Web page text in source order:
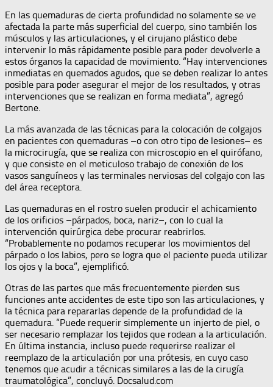
En las quemaduras de cierta profundidad no solamente se ve
afectada la parte más superficial del cuerpo, sino también los
músculos y las articulaciones, y el cirujano plástico debe
intervenir lo más rápidamente posible para poder devolverle a
estos órganos la capacidad de movimiento. “Hay intervenciones
inmediatas en quemados agudos, que se deben realizar lo antes
posible para poder asegurar el mejor de los resultados, y otras
intervenciones que se realizan en forma mediata”, agregó
Bertone.
La más avanzada de las técnicas para la colocación de colgajos
en pacientes con quemaduras –o con otro tipo de lesiones– es
la microcirugía, que se realiza con microscopio en el quirófano,
y que consiste en el meticuloso trabajo de conexión de los
vasos sanguíneos y las terminales nerviosas del colgajo con las
del área receptora.
Las quemaduras en el rostro suelen producir el achicamiento
de los orificios –párpados, boca, nariz–, con lo cual la
intervención quirúrgica debe procurar reabrirlos.
“Probablemente no podamos recuperar los movimientos del
párpado o los labios, pero se logra que el paciente pueda utilizar
los ojos y la boca”, ejemplificó.
Otras de las partes que más frecuentemente pierden sus
funciones ante accidentes de este tipo son las articulaciones, y
la técnica para repararlas depende de la profundidad de la
quemadura. “Puede requerir simplemente un injerto de piel, o
ser necesario remplazar los tejidos que rodean a la articulación.
En última instancia, incluso puede requerirse realizar el
reemplazo de la articulación por una prótesis, en cuyo caso
tenemos que acudir a técnicas similares a las de la cirugía
traumatológica”, concluyó. Docsalud.com